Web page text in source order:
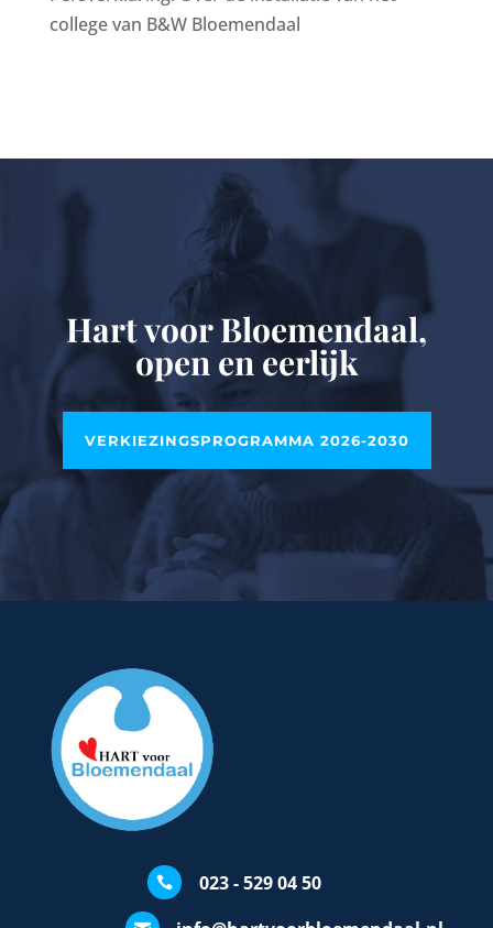
college van B&W Bloemendaal
Hart voor Bloemendaal,
open en eerlijk
VERKIEZINGSPROGRAMMA 2026-2030
 023 - 529 04 50